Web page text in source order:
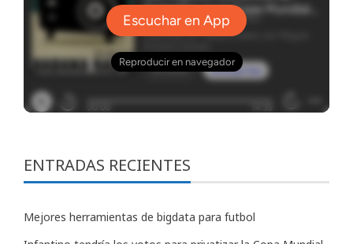
ENTRADAS RECIENTES
Mejores herramientas de bigdata para futbol